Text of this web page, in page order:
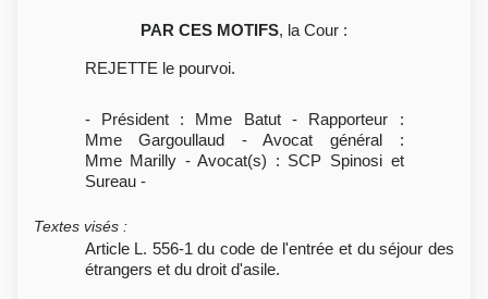
PAR CES MOTIFS, la Cour :
REJETTE le pourvoi.
- Président : Mme Batut - Rapporteur :
Mme Gargoullaud - Avocat général :
Mme Marilly - Avocat(s) : SCP Spinosi et
Sureau -
Textes visés :
Article L. 556-1 du code de l'entrée et du séjour des
étrangers et du droit d'asile.